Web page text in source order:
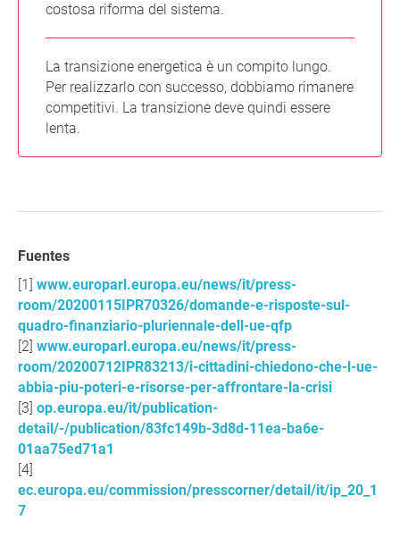
costosa riforma del sistema.
La transizione energetica è un compito lungo.
Per realizzarlo con successo, dobbiamo rimanere
competitivi. La transizione deve quindi essere
lenta.
Fuentes
www.europarl.europa.eu/news/it/press-
room/20200115IPR70326/domande-e-risposte-sul-
quadro-finanziario-pluriennale-dell-ue-qfp
www.europarl.europa.eu/news/it/press-
room/20200712IPR83213/i-cittadini-chiedono-che-l-ue-
abbia-piu-poteri-e-risorse-per-affrontare-la-crisi
op.europa.eu/it/publication-
detail/-/publication/83fc149b-3d8d-11ea-ba6e-
01aa75ed71a1
ec.europa.eu/commission/presscorner/detail/it/ip_20_1
7